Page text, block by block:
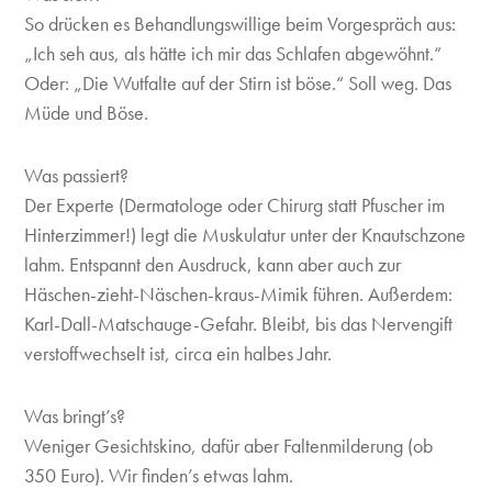
So drücken es Behandlungswillige beim Vorgespräch aus:
„Ich seh aus, als hätte ich mir das Schlafen abgewöhnt.“
Oder: „Die Wutfalte auf der Stirn ist böse.“ Soll weg. Das
Müde und Böse.
Was passiert?
Der Experte (Dermatologe oder Chirurg statt Pfuscher im
Hinterzimmer!) legt die Muskulatur unter der Knautschzone
lahm. Entspannt den Ausdruck, kann aber auch zur
Häschen-zieht-Näschen-kraus-Mimik führen. Außerdem:
Karl-Dall-Matschauge-Gefahr. Bleibt, bis das Nervengift
verstoffwechselt ist, circa ein halbes Jahr.
Was bringt’s?
Weniger Gesichtskino, dafür aber Faltenmilderung (ob
350 Euro). Wir finden’s etwas lahm.